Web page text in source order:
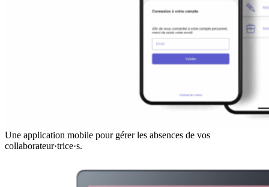
Une application mobile pour gérer les absences de vos
collaborateur·trice·s.